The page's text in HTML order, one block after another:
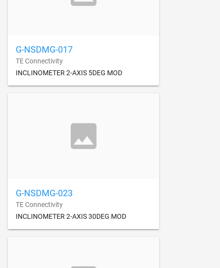
G-NSDMG-017
TE Connectivity
INCLINOMETER 2-AXIS 5DEG MOD
G-NSDMG-023
TE Connectivity
INCLINOMETER 2-AXIS 30DEG MOD